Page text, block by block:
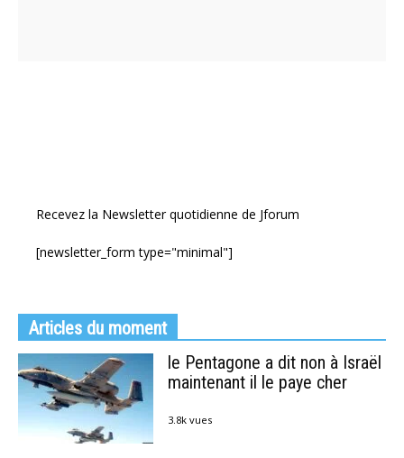
Recevez la Newsletter quotidienne de Jforum
[newsletter_form type="minimal"]
Articles du moment
le Pentagone a dit non à Israël
maintenant il le paye cher
3.8k vues